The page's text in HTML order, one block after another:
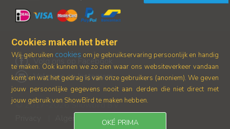
© 2017-2026 Showbird B.V.
Algemene voorwaarden
Volg ons op Facebook
Volg ons op Instagram
Cookies maken het beter
Wij gebruiken cookies om je gebruikservaring persoonlijk en handig
te maken. Ook kunnen we zo zien waar ons websiteverkeer vandaan
komt en wat het gedrag is van onze gebruikers (anoniem). We geven
jouw persoonlijke gegevens nooit aan derden die niet direct met
jouw gebruik van ShowBird te maken hebben.
OKÉ PRIMA